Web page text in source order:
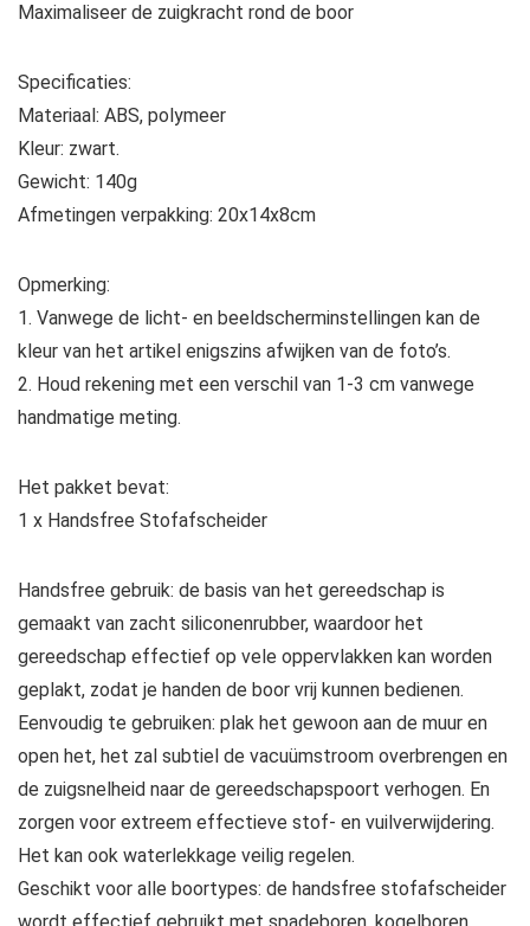
Maximaliseer de zuigkracht rond de boor
Specificaties:
Materiaal: ABS, polymeer
Kleur: zwart.
Gewicht: 140g
Afmetingen verpakking: 20x14x8cm
Opmerking:
1. Vanwege de licht- en beeldscherminstellingen kan de
kleur van het artikel enigszins afwijken van de foto’s.
2. Houd rekening met een verschil van 1-3 cm vanwege
handmatige meting.
Het pakket bevat:
1 x Handsfree Stofafscheider
Handsfree gebruik: de basis van het gereedschap is
gemaakt van zacht siliconenrubber, waardoor het
gereedschap effectief op vele oppervlakken kan worden
geplakt, zodat je handen de boor vrij kunnen bedienen.
Eenvoudig te gebruiken: plak het gewoon aan de muur en
open het, het zal subtiel de vacuümstroom overbrengen en
de zuigsnelheid naar de gereedschapspoort verhogen. En
zorgen voor extreem effectieve stof- en vuilverwijdering.
Het kan ook waterlekkage veilig regelen.
Geschikt voor alle boortypes: de handsfree stofafscheider